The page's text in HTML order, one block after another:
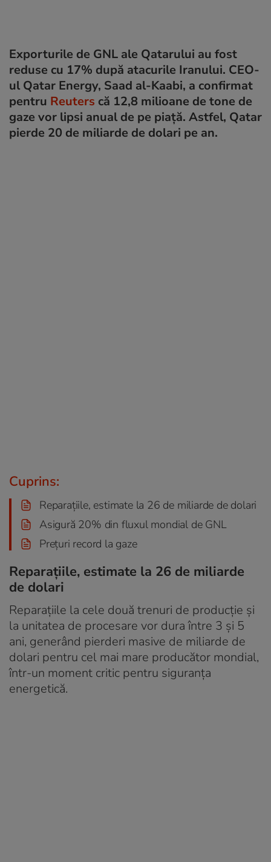
Exporturile de GNL ale Qatarului au fost
reduse cu 17% după atacurile Iranului. CEO-
ul Qatar Energy, Saad al-Kaabi, a confirmat
pentru Reuters că 12,8 milioane de tone de
gaze vor lipsi anual de pe piață. Astfel, Qatar
pierde 20 de miliarde de dolari pe an.
Cuprins:
Reparațiile, estimate la 26 de miliarde de dolari
Asigură 20% din fluxul mondial de GNL
Prețuri record la gaze
Reparațiile, estimate la 26 de miliarde
de dolari
Reparațiile la cele două trenuri de producție și
la unitatea de procesare vor dura între 3 și 5
ani, generând pierderi masive de miliarde de
dolari pentru cel mai mare producător mondial,
într-un moment critic pentru siguranța
energetică.